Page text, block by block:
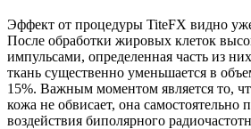
Эффект от процедуры TiteFX видно
После обработки жировых клеток
импульсами, определенная часть из
ткань существенно уменьшается в
15%. Важным моментом является то,
кожа не обвисает, она самостоятельно
воздействия биполярного